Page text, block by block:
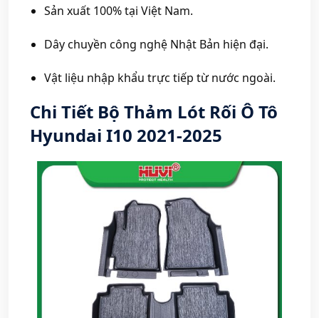
Sản xuất 100% tại Việt Nam.
Dây chuyền công nghệ Nhật Bản hiện đại.
Vật liệu nhập khẩu trực tiếp từ nước ngoài.
Chi Tiết Bộ Thảm Lót Rối Ô Tô
Hyundai I10 2021-2025